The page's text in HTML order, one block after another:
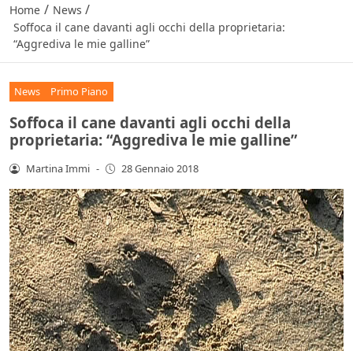
Home / News /
Soffoca il cane davanti agli occhi della proprietaria:
“Aggrediva le mie galline”
News Primo Piano
Soffoca il cane davanti agli occhi della
proprietaria: “Aggrediva le mie galline”
Martina Immi - 28 Gennaio 2018